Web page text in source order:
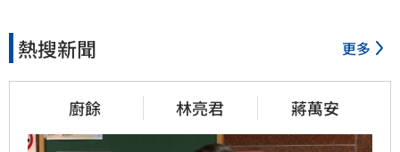
熱搜新聞 更多
廚餘 林亮君 蔣萬安